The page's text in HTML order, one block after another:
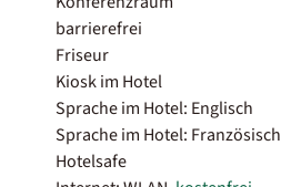
barrierefrei
Friseur
Kiosk im Hotel
Sprache im Hotel: Englisch
Sprache im Hotel: Französisch
Hotelsafe